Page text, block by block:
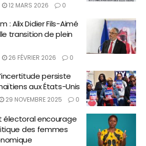
12 MARS 2026 0
Alix Didier Fils-Aimé
transition de plein
26 FÉVRIER 2026 0
persiste
aux États-Unis
29 NOVEMBRE 2025 0
électoral encourage
des femmes